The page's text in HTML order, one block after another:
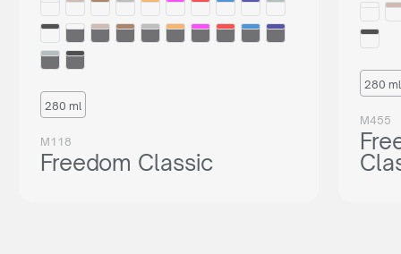
280 ml
M118
Freedom Classic
280 ml
M455